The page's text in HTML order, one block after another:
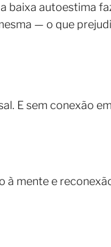
baixa autoestima
— o que
E sem conexão
à mente e